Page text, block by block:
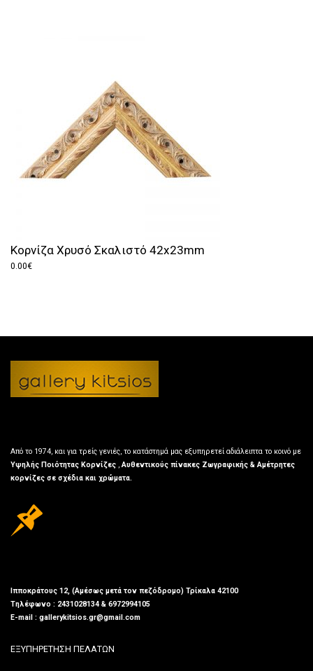
Κορνίζα Χρυσό Σκαλιστό 42x23mm
0.00€
Από το 1974, και για τρείς γενιές, το κατάστημά μας εξυπηρετεί αδιάλειπτα το κοινό με
Υψηλής Ποιότητας Κορνίζες ,Αυθεντικούς πίνακες Ζωγραφικής & Αμέτρητες
κορνίζες σε σχέδια και χρώματα.
Ιπποκράτους 12, (Αμέσως μετά τον πεζόδρομο) Τρίκαλα 42100
Τηλέφωνο : 2431028134 & 6972994105
E-mail : gallerykitsios.gr@gmail.com
ΕΞΥΠΗΡΕΤΗΣΗ ΠΕΛΑΤΩΝ